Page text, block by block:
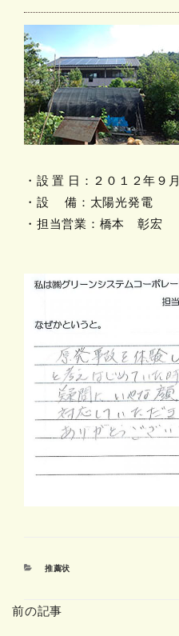
・設 置 日：２０１２年９月
・設 備：太陽光発電
・担当営業：橋本 彰宏
カ
リ
推薦状
前の記事